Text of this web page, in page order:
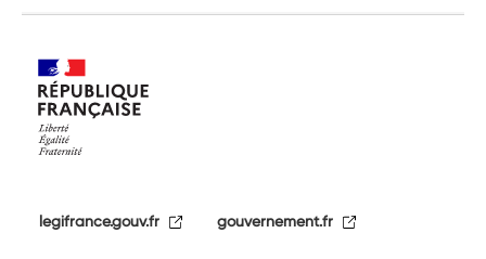
legifrance.gouv.fr gouvernement.fr